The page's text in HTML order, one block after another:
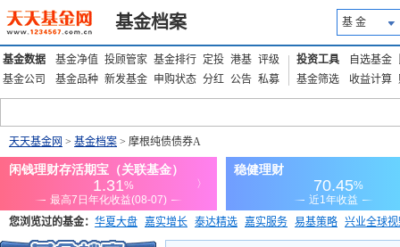
基金档案 基 金
基金数据 基金净值 投顾管家 基金排行 定投 港基 评级
基金公司
基金品种 新发基金 申购状态 分红 公告 私募
投资工具 自选基金
基金筛选
收益计算
天天基金网 > 基金档案 > 摩根纯债债券A
您浏览过的基金： 华夏大盘 嘉实增长 泰达精选 嘉实服务 易基策略 兴业全球